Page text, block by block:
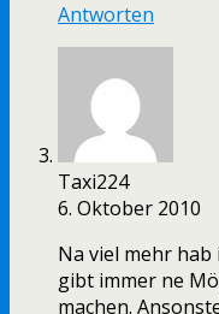
Antworten
Taxi224
6. Oktober 2010
Na viel mehr hab
gibt immer ne
machen.